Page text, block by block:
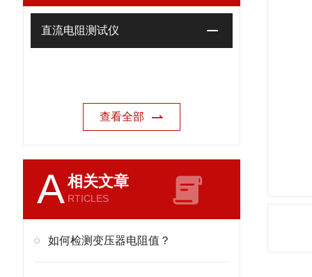
直流电阻测试仪
查看全部
A相关文章
RTICLES
如何检测变压器电阻值？